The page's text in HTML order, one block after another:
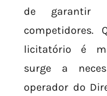
de garantir
competidores.
licitatório é
surge a
operador do